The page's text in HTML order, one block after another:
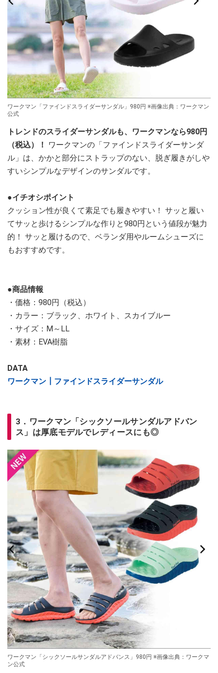
ワークマン「ファインドスライダーサンダル」980円 ※画像出典：ワークマン
公式
トレンドのスライダーサンダルも、ワークマンなら980円
（税込）！
ワークマンの「ファインドスライダーサンダ
ル」は、かかと部分にストラップのない、脱ぎ履きがしや
すいシンプルなデザインのサンダルです。
●イチオシポイント
クッション性が良くて素足でも履きやすい！ サッと履い
てサッと歩けるシンプルな作りと980円という値段が魅力
的！ サッと履けるので、ベランダ用やルームシューズに
もおすすめです。
●商品情報
・価格：980円（税込）
・カラー：ブラック、ホワイト、スカイブルー
・サイズ：M～LL
・素材：EVA樹脂
DATA
ワークマン┃ファインドスライダーサンダル
3．ワークマン「シックソールサンダルアドバン
ス」は厚底モデルでレディースにも◎
ワークマン「シックソールサンダルアドバンス」980円 ※画像出典：ワークマ
ン公式